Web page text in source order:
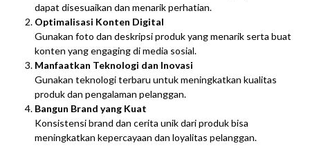
dapat disesuaikan dan menarik perhatian.
Optimalisasi Konten Digital
Gunakan foto dan deskripsi produk yang menarik serta buat
konten yang engaging di media sosial.
Manfaatkan Teknologi dan Inovasi
Gunakan teknologi terbaru untuk meningkatkan kualitas
produk dan pengalaman pelanggan.
Bangun Brand yang Kuat
Konsistensi brand dan cerita unik dari produk bisa
meningkatkan kepercayaan dan loyalitas pelanggan.